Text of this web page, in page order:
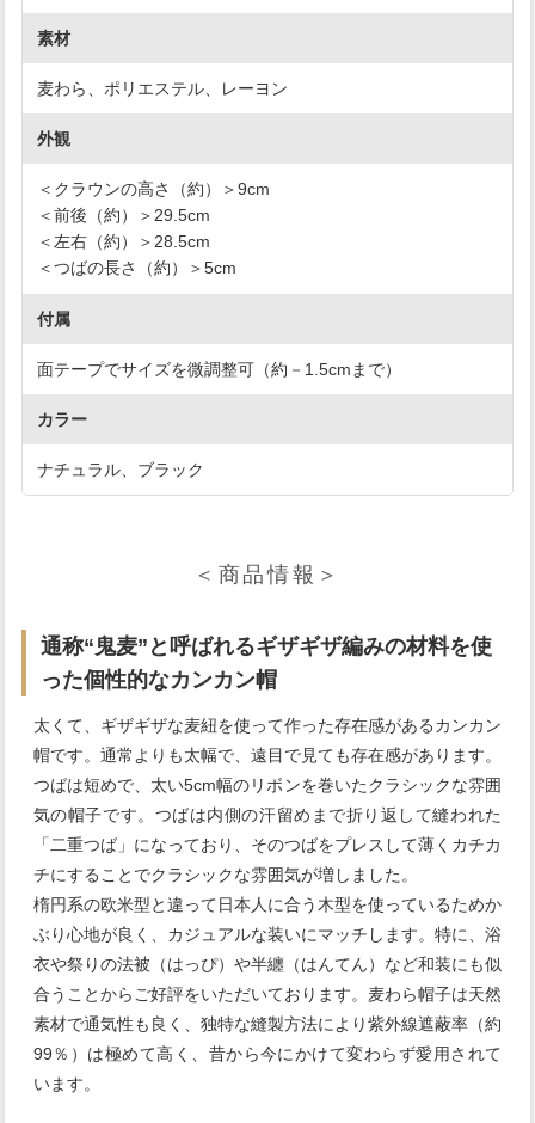
素材
麦わら、ポリエステル、レーヨン
外観
＜クラウンの高さ（約）＞9cm
＜前後（約）＞29.5cm
＜左右（約）＞28.5cm
＜つばの長さ（約）＞5cm
付属
面テープでサイズを微調整可（約－1.5cmまで）
カラー
ナチュラル、ブラック
＜商品情報＞
通称“鬼麦”と呼ばれるギザギザ編みの材料を使
った個性的なカンカン帽
太くて、ギザギザな麦紐を使って作った存在感があるカンカン
帽です。通常よりも太幅で、遠目で見ても存在感があります。
つばは短めで、太い5cm幅のリボンを巻いたクラシックな雰囲
気の帽子です。つばは内側の汗留めまで折り返して縫われた
「二重つば」になっており、そのつばをプレスして薄くカチカ
チにすることでクラシックな雰囲気が増しました。
楕円系の欧米型と違って日本人に合う木型を使っているためか
ぶり心地が良く、カジュアルな装いにマッチします。特に、浴
衣や祭りの法被（はっぴ）や半纏（はんてん）など和装にも似
合うことからご好評をいただいております。麦わら帽子は天然
素材で通気性も良く、独特な縫製方法により紫外線遮蔽率（約
99％）は極めて高く、昔から今にかけて変わらず愛用されて
います。